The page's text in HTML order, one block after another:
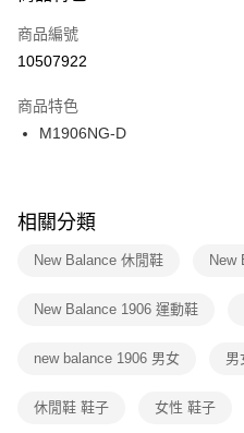
【「AFTEE先享後付」結帳流程】
１．於結帳方式選擇「AFTEE先享後
２．訂單成立數日內，您將收到繳費
３．收到繳費通知簡訊後14天內，點
ATM／網路銀行／等多元方式進行付
※ 交易是否成功請以「AFTEE先享後
是否繳費成功／繳費後需取消欲退款
客戶支援中心」 https://
１．透過由恩沛科技股份有限公司提
權轉讓予恩沛科技股份有限公司。
３．未成年的使用者請事先徵得法定
宅配
每筆NT$100，滿NT$1,500(含以
付款後門市自取
每筆NT$100，滿NT$1,500(含以
商品編號
10507922
商品特色
M1906NG-D
相關分類
New Balance 休閒鞋 New
New Balance 1906 運動鞋
new balance 1906 男女 男
休閒鞋 鞋子 女性 鞋子